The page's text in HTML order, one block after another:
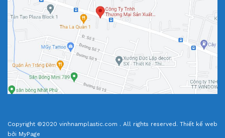
Copyright ©2020 vinhnamplastic.com . All rights reserved. Thiết kế web
bởi MyPage